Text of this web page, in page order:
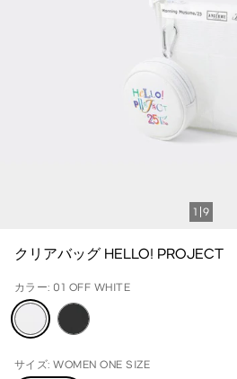
1 9
クリアバッグ HELLO! PROJECT
カラー: 01 OFF WHITE
サイズ: WOMEN ONE SIZE